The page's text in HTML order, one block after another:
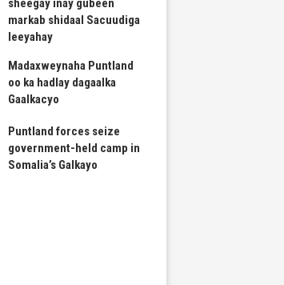
sheegay inay gubeen
markab shidaal Sacuudiga
leeyahay
Madaxweynaha Puntland
oo ka hadlay dagaalka
Gaalkacyo
Puntland forces seize
government-held camp in
Somalia’s Galkayo